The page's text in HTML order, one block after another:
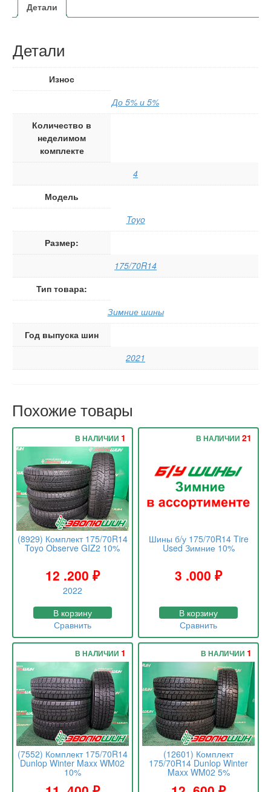
Детали
Детали
Износ
До 5% и 5%
Количество в
неделимом
комплекте
4
Модель
Toyo
Размер:
175/70R14
Тип товара:
Зимние шины
Год выпуска шин
2021
Похожие товары
(8929) Комплект 175/70R14
Toyo Observe GIZ2 10%
12 .200 ₽
2022
В НАЛИЧИИ 1
В корзину
Сравнить
Шины б/у 175/70R14 Tire
Used Зимние 10%
3 .000₽
В НАЛИЧИИ 21
В корзину
Сравнить
(7552) Комплект 175/70R14
Dunlop Winter Maxx WM02
10%
В НАЛИЧИИ 1
(12601) Комплект
175/70R14 Dunlop Winter
Maxx WM02 5%
В НАЛИЧИИ 1